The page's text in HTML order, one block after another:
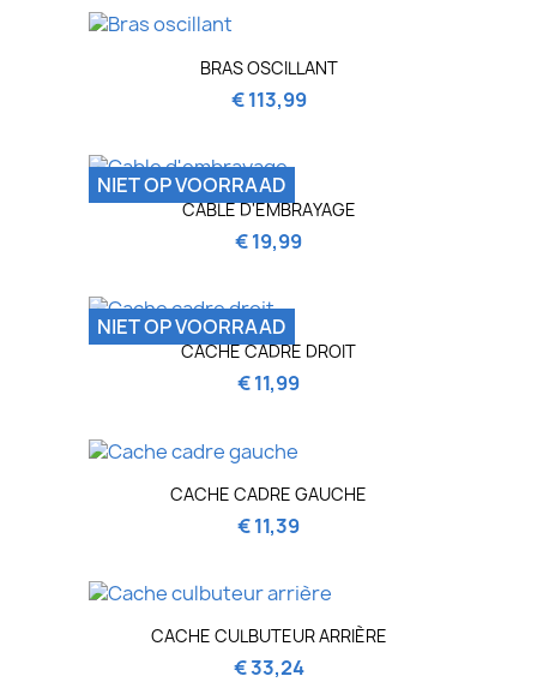
BRAS OSCILLANT
€ 113,99
CABLE D'EMBRAYAGE
€ 19,99
NIET OP VOORRAAD
CACHE CADRE DROIT
€ 11,99
NIET OP VOORRAAD
CACHE CADRE GAUCHE
€ 11,39
CACHE CULBUTEUR ARRIÈRE
€ 33,24